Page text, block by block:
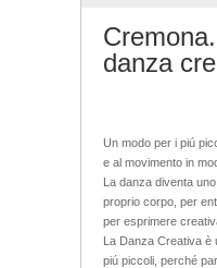
danza
Un modo per i piú
e al movimento in
La danza diventa
proprio corpo, per
per esprimere
La Danza Creativa è
piú piccoli, perché